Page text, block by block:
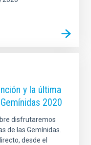
y la última
2020
disfrutaremos
de las Gemínidas.
desde el